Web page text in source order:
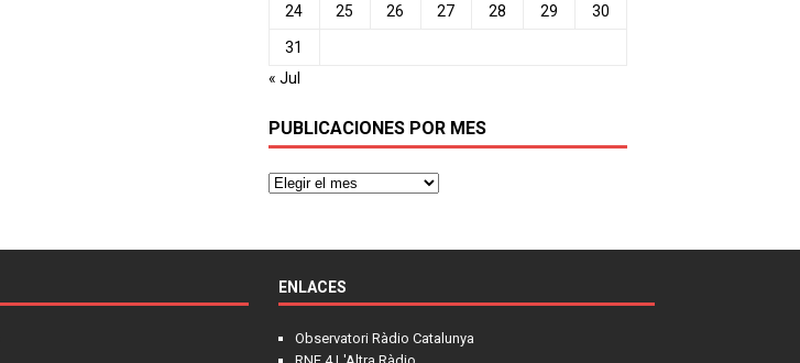
24 25 26 27 28 29 30
31
« Jul
PUBLICACIONES POR MES
ENLACES
Observatori Ràdio Catalunya